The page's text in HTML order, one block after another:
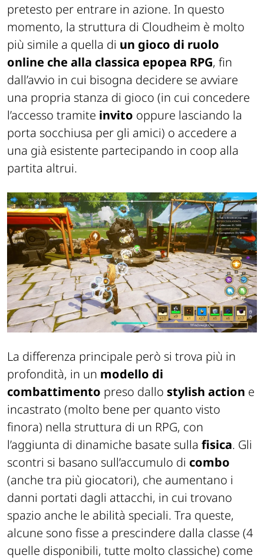
pretesto per entrare in azione. In questo
momento, la struttura di Cloudheim è molto
più simile a quella di un gioco di ruolo
online che alla classica epopea RPG, fin
dall’avvio in cui bisogna decidere se avviare
una propria stanza di gioco (in cui concedere
l’accesso tramite invito oppure lasciando la
porta socchiusa per gli amici) o accedere a
una già esistente partecipando in coop alla
partita altrui.
La differenza principale però si trova più in
profondità, in un modello di
combattimento preso dallo stylish action e
incastrato (molto bene per quanto visto
finora) nella struttura di un RPG, con
l’aggiunta di dinamiche basate sulla fisica. Gli
scontri si basano sull’accumulo di combo
(anche tra più giocatori), che aumentano i
danni portati dagli attacchi, in cui trovano
spazio anche le abilità speciali. Tra queste,
alcune sono fisse a prescindere dalla classe (4
quelle disponibili, tutte molto classiche) come